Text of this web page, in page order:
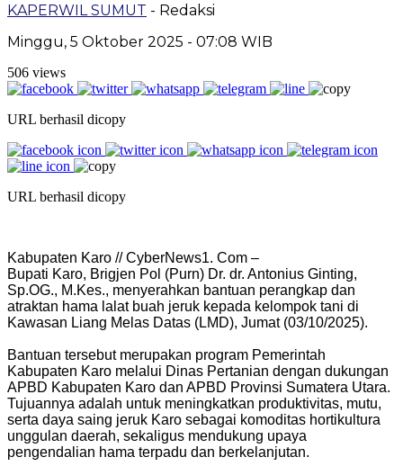
KAPERWIL SUMUT - Redaksi
Minggu, 5 Oktober 2025 - 07:08 WIB
506 views
URL berhasil dicopy
URL berhasil dicopy
Kabupaten Karo // CyberNews1. Com –
Bupati Karo, Brigjen Pol (Purn) Dr. dr. Antonius Ginting,
Sp.OG., M.Kes., menyerahkan bantuan perangkap dan
atraktan hama lalat buah jeruk kepada kelompok tani di
Kawasan Liang Melas Datas (LMD), Jumat (03/10/2025).
Bantuan tersebut merupakan program Pemerintah
Kabupaten Karo melalui Dinas Pertanian dengan dukungan
APBD Kabupaten Karo dan APBD Provinsi Sumatera Utara.
Tujuannya adalah untuk meningkatkan produktivitas, mutu,
serta daya saing jeruk Karo sebagai komoditas hortikultura
unggulan daerah, sekaligus mendukung upaya
pengendalian hama terpadu dan berkelanjutan.